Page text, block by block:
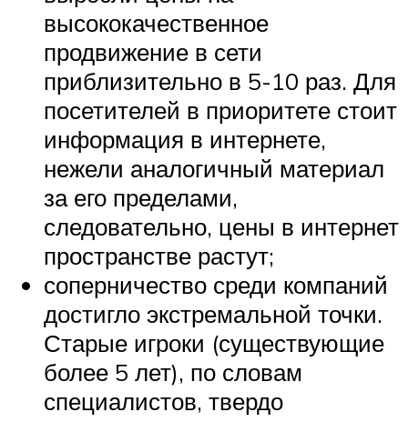
высококачественное
продвижение в сети
приблизительно в 5-10 раз. Для
посетителей в приоритете стоит
информация в интернете,
нежели аналогичный материал
за его пределами,
следовательно, цены в интернет
пространстве растут;
соперничество среди компаний
достигло экстремальной точки.
Старые игроки (существующие
более 5 лет), по словам
специалистов, твердо